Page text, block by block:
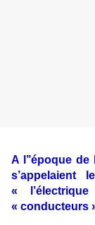
A l’’époque
«
« conducteurs